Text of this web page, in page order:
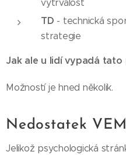
vytrvalost
TD - technická
strategie
Jak ale u lidí vypadá
Možností je hned několik.
Nedostatek
Jelikož psychologická